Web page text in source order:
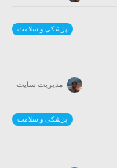
پزشکی و سلامت
مدیریت سایت
پزشکی و سلامت